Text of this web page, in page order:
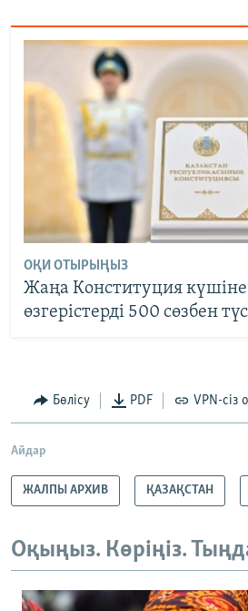
ОҚИ ОТЫРЫҢЫЗ
Жаңа Конституция күшіне
өзгерістерді 500 сөзбен
Бөлісу PDF VPN-сіз
Айдар
ЖАЛПЫ АРХИВ ҚАЗАҚСТАН
Оқыңыз. Көріңіз.